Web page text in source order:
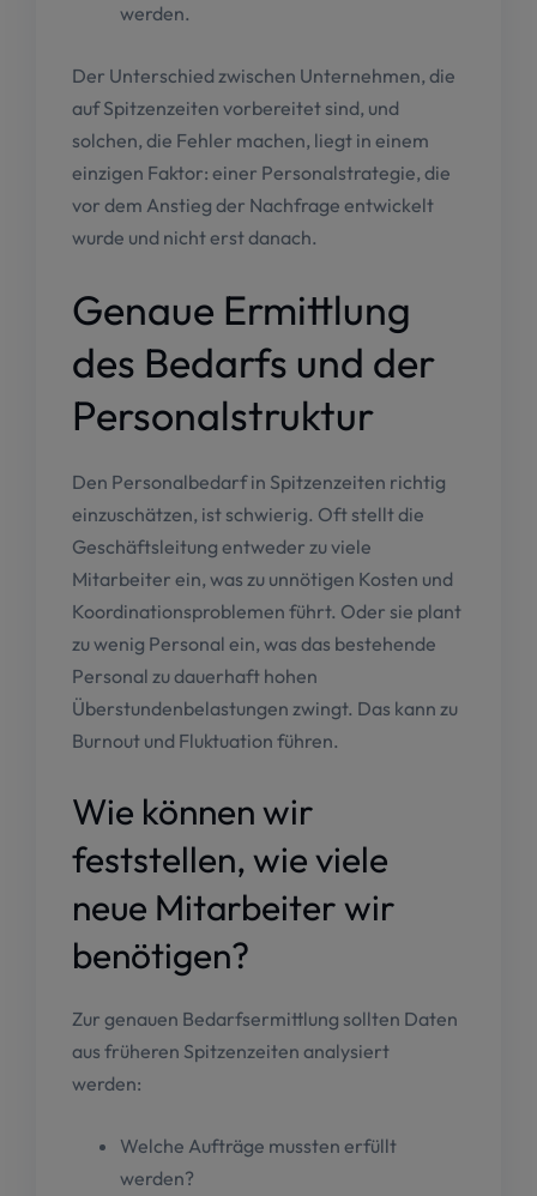
werden.
Der Unterschied zwischen Unternehmen, die
auf Spitzenzeiten vorbereitet sind, und
solchen, die Fehler machen, liegt in einem
einzigen Faktor: einer Personalstrategie, die
vor dem Anstieg der Nachfrage entwickelt
wurde und nicht erst danach.
Genaue Ermittlung
des Bedarfs und der
Personalstruktur
Den Personalbedarf in Spitzenzeiten richtig
einzuschätzen, ist schwierig. Oft stellt die
Geschäftsleitung entweder zu viele
Mitarbeiter ein, was zu unnötigen Kosten und
Koordinationsproblemen führt. Oder sie plant
zu wenig Personal ein, was das bestehende
Personal zu dauerhaft hohen
Überstundenbelastungen zwingt. Das kann zu
Burnout und Fluktuation führen.
Wie können wir
feststellen, wie viele
neue Mitarbeiter wir
benötigen?
Zur genauen Bedarfsermittlung sollten Daten
aus früheren Spitzenzeiten analysiert
werden:
Welche Aufträge mussten erfüllt
werden?